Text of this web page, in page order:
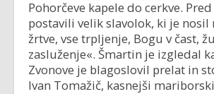
Pohorčeve kapele do cerkve.
postavili velik slavolok, ki je nosil
žrtve, vse trpljenje, Bogu v čast,
zasluženje«. Šmartin je izgledal
Zvonove je blagoslovil prelat in
Ivan Tomažič, kasnejši